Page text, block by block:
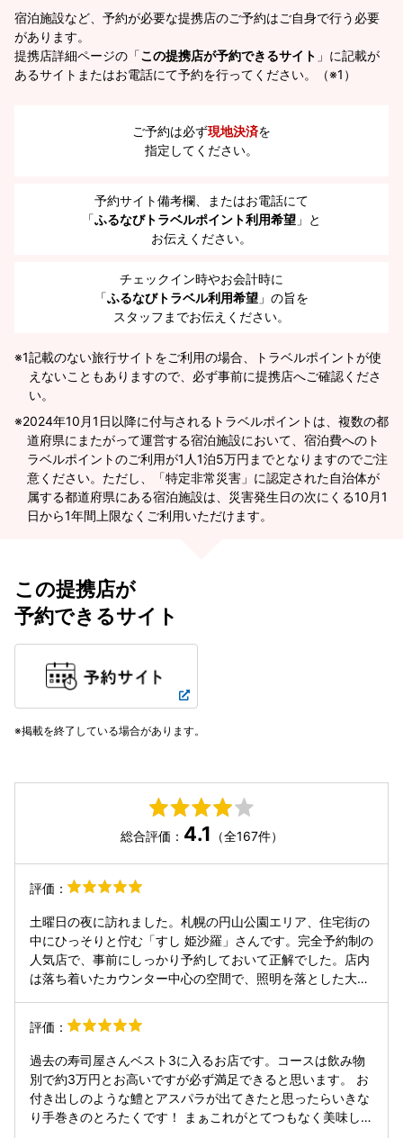
宿泊施設など、予約が必要な提携店のご予約はご自身で行う必要
があります。
提携店詳細ページの「この提携店が予約できるサイト 」に記載が
あるサイトまたはお電話にて予約を行ってください。（※1）
ご予約は必ず現地決済を
指定してください。
予約サイト備考欄、またはお電話にて
「ふるなびトラベルポイント利用希望 」と
お伝えください。
チェックイン時やお会計時に
「ふるなびトラベル利用希望 」の旨を
スタッフまでお伝えください。
※1記載のない旅行サイトをご利用の場合、トラベルポイントが使
えないこともありますので、必ず事前に提携店へご確認くださ
い。
2024年10月1日以降に付与されるトラベルポイントは、複数の都
道府県にまたがって運営する宿泊施設において、宿泊費へのト
ラベルポイントのご利用が1人1泊5万円までとなりますのでご注
意ください。ただし、「特定非常災害」に認定された自治体が
属する都道府県にある宿泊施設は、災害発生日の次にくる10月1
日から1年間上限なくご利用いただけます。
この提携店が
予約できるサイト
掲載を終了している場合があります。
総合評価： 4.1 （全167件）
評価：
土曜日の夜に訪れました。札幌の円山公園エリア、住宅街の
中にひっそりと佇む「すし 姫沙羅」さんです。完全予約制の
人気店で、事前にしっかり予約しておいて正解でした。店内
は落ち着いたカウンター中心の空間で、照明を落とした大人
別感を高めてくれます。 大将が保存方法から一切れの扱い方
まで徹底的にこだわった、北海道産の新鮮な魚介を堪能でき
ました。王道のネタを中心に、赤酢のシャリとの相性が抜群
で、一貫一貫が本当に美味しく、過去最高レベルの寿司だと
思いました。特にネタの旨味がしっかりと引き出されてい
て、口の中でとろけるような味わいが印象的です。お酒との
ペアリングも楽しめ、つまみも丁寧に仕上げられていて、満
評価：
過去の寿司屋さんベスト3に入るお店です。コースは飲み物
別で約3万円とお高いですが必ず満足できると思います。 お
付き出しのような鱧とアスパラが出てきたと思ったらいきな
り手巻きのとろたくです！ まぁこれがとてつもなく美味し